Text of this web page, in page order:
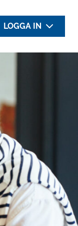
LOGGA IN